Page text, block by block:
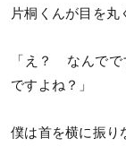
片桐くんが目を丸
「え？ なんで
ですよね？」
僕は首を横に振り